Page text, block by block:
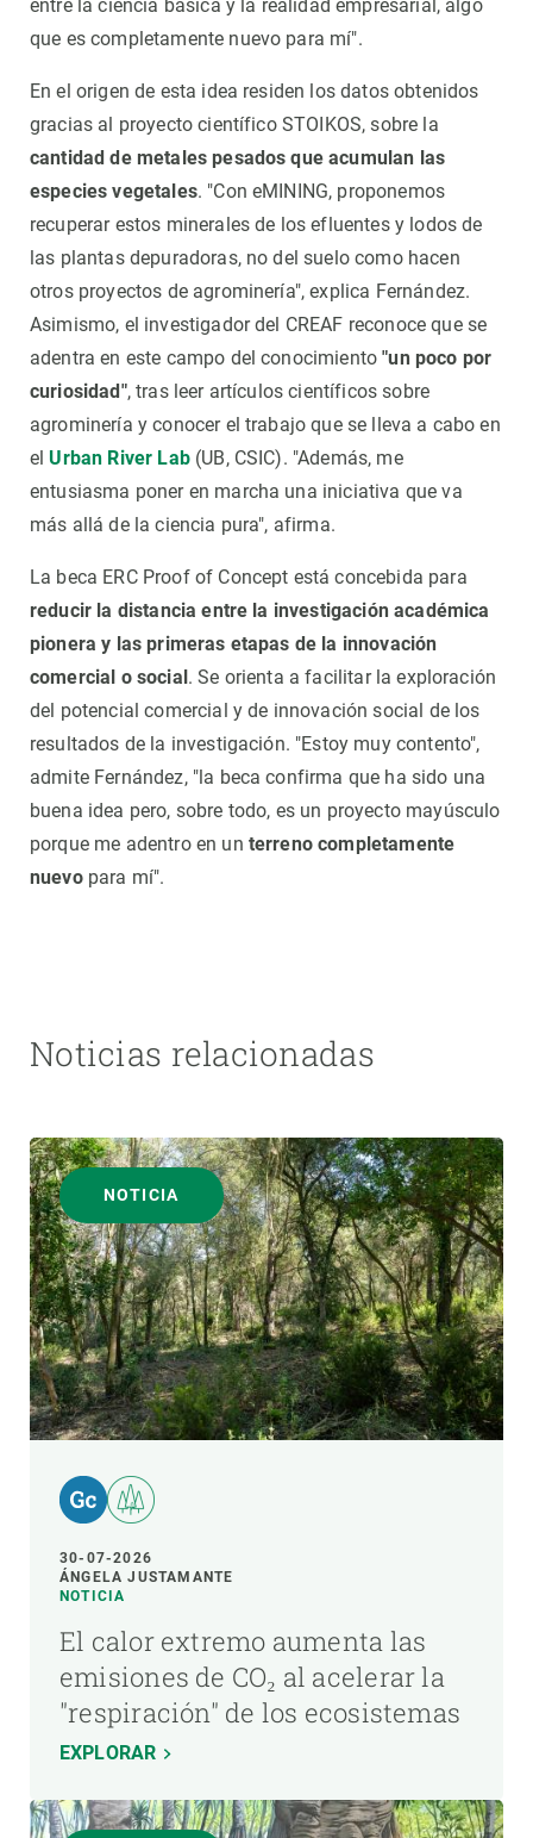
entre la ciencia básica y la realidad empresarial, algo
que es completamente nuevo para mí".
En el origen de esta idea residen los datos obtenidos
gracias al proyecto científico STOIKOS, sobre la
cantidad de metales pesados que acumulan las
especies vegetales. "Con eMINING, proponemos
recuperar estos minerales de los efluentes y lodos de
las plantas depuradoras, no del suelo como hacen
otros proyectos de agrominería", explica Fernández.
Asimismo, el investigador del CREAF reconoce que se
adentra en este campo del conocimiento"un poco por
curiosidad", tras leer artículos científicos sobre
agrominería y conocer el trabajo que se lleva a cabo en
elUrban River Lab(UB, CSIC). "Además, me
entusiasma poner en marcha una iniciativa que va
más allá de la ciencia pura", afirma.
La beca ERC Proof of Concept está concebida para
reducir la distancia entre la investigación académica
pionera y las primeras etapas de la innovación
comercial o social . Se orienta a facilitar la exploración
del potencial comercial y de innovación social de los
resultados de la investigación. "Estoy muy contento",
admite Fernández, "la beca confirma que ha sido una
buena idea pero, sobre todo, es un proyecto mayúsculo
porque me adentro en un terreno completamente
nuevo para mí".
Noticias relacionadas
NOTICIA
30-07-2026
ÁNGELA JUSTAMANTE
NOTICIA
El calor extremo aumenta las
emisiones de CO₂ al acelerar la
"respiración" de los ecosistemas
EXPLORAR